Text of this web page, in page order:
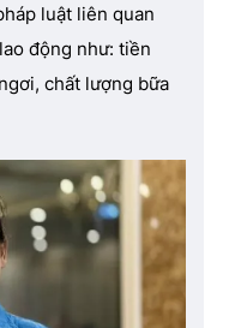
luật liên quan
động như: tiền
chất lượng bữa